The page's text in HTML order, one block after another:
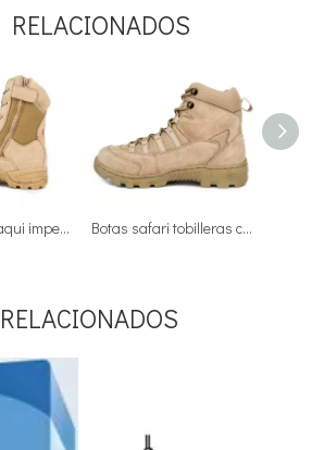
RELACIONADOS
Botas safari caqui impermeables para verano 7221 Botas safari tobilleras color arena para verano 7105